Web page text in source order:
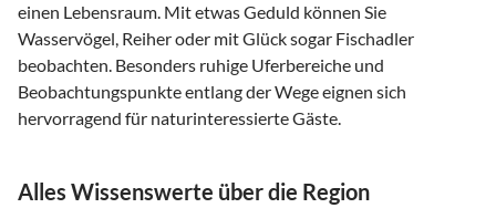
einen Lebensraum. Mit etwas Geduld können Sie
Wasservögel, Reiher oder mit Glück sogar Fischadler
beobachten. Besonders ruhige Uferbereiche und
Beobachtungspunkte entlang der Wege eignen sich
hervorragend für naturinteressierte Gäste.
Alles Wissenswerte über die Region